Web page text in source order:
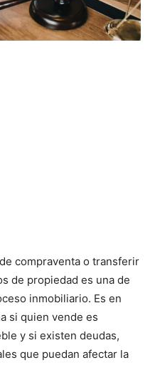
compraventa o transferir
de propiedad es una de
inmobiliario. Es en
si quien vende es
y si existen deudas,
que puedan afectar la